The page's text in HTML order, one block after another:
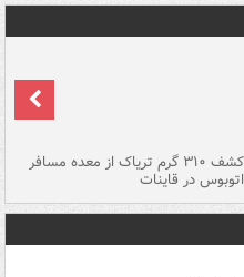
کشف ۳۱۰ گرم تریاک از معده مسافر
اتوبوس در قاینات